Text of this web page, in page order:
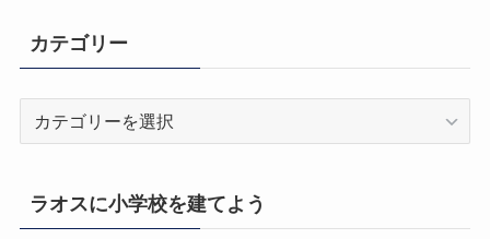
カテゴリー
リ
ラオスに小学校を建てよう